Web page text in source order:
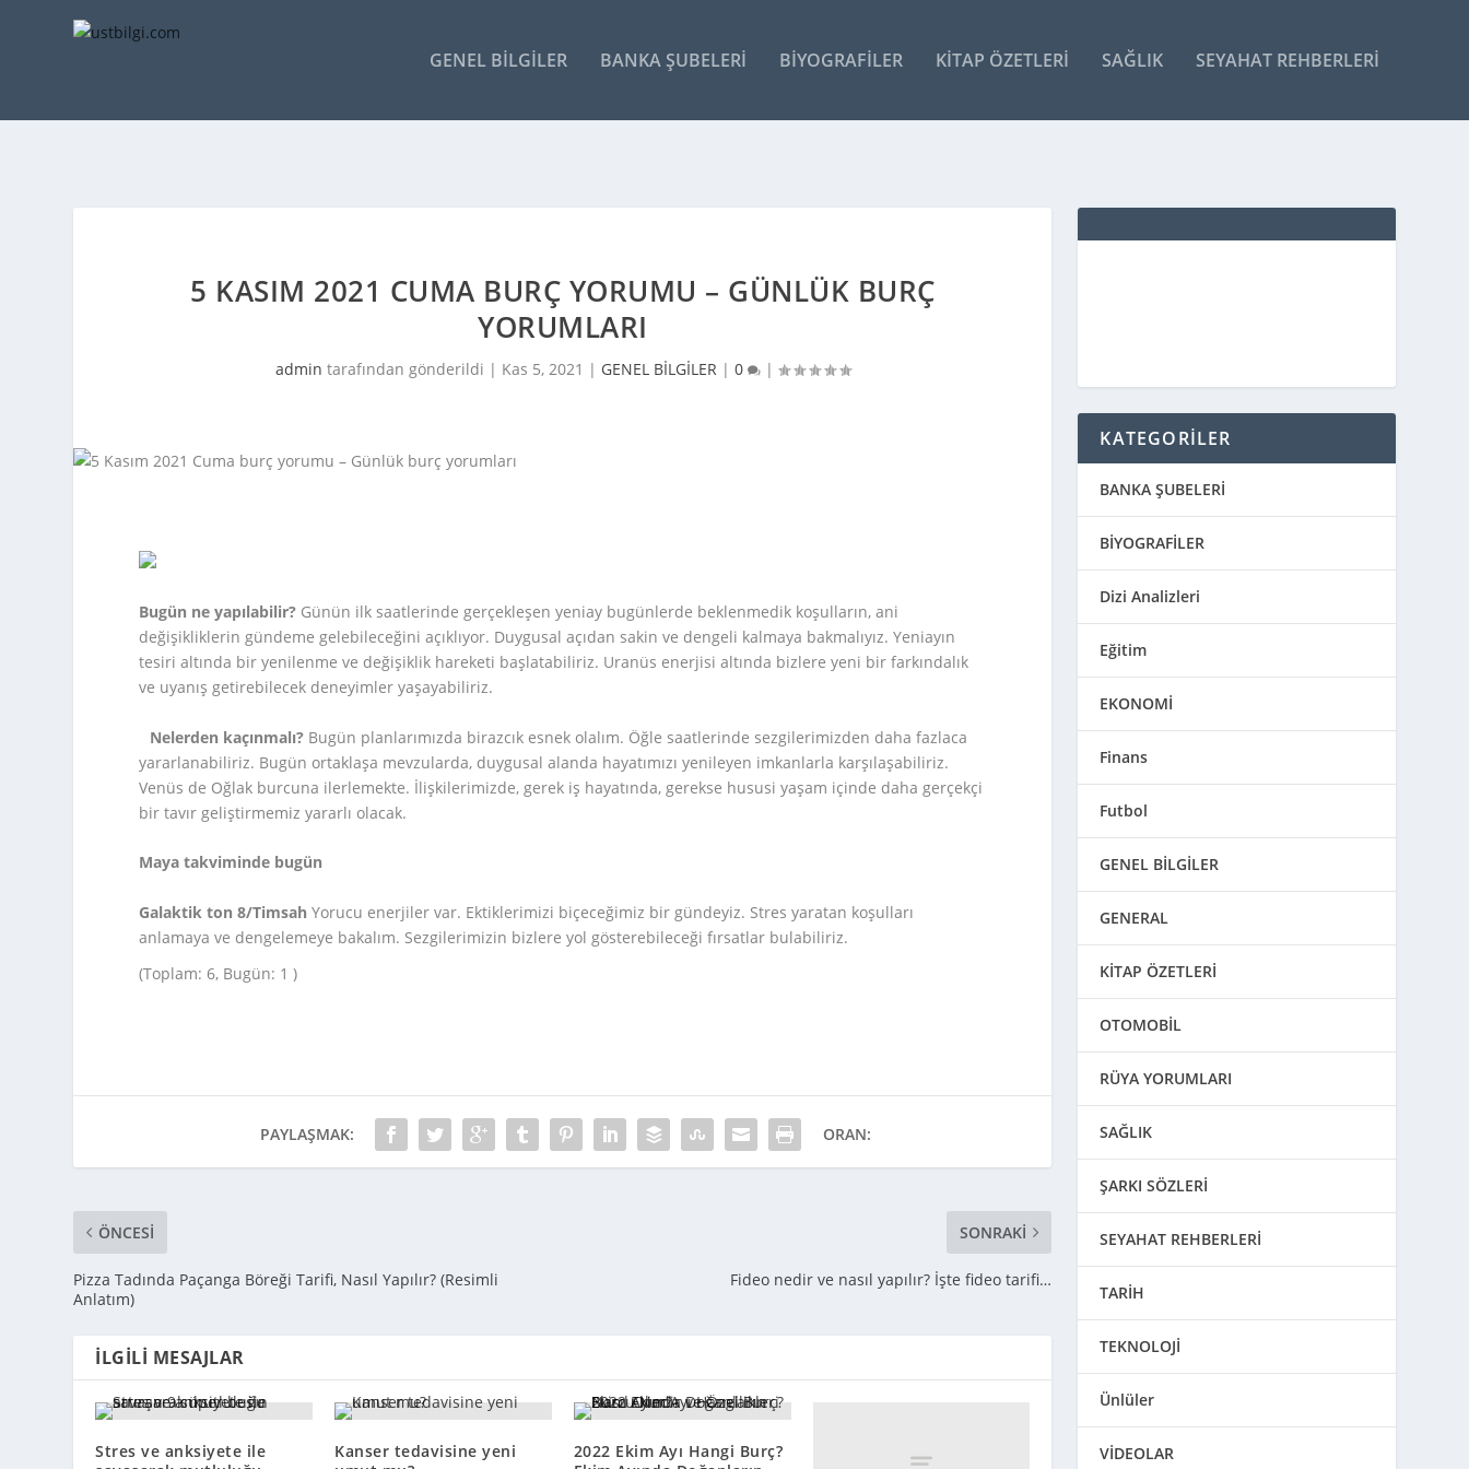
GENEL BILGILER BANKA ŞUBELERI BIYOGRAFILER KITAP ÖZETLERI SAĞLIK SEYAHAT REHBERLERI
5 KASIM 2021 CUMA BURÇ YORUMU – GÜNLÜK BURÇ
YORUMLARI
admin tarafından gönderildi | Kas 5, 2021 | GENEL BİLGİLER| 0 |
Bugün ne yapılabilir? Günün ilk saatlerinde gerçekleşen yeniay bugünlerde beklenmedik koşulların, ani
değişikliklerin gündeme gelebileceğini açıklıyor. Duygusal açıdan sakin ve dengeli kalmaya bakmalıyız. Yeniayın
tesiri altında bir yenilenme ve değişiklik hareketi başlatabiliriz. Uranüs enerjisi altında bizlere yeni bir farkındalık
ve uyanış getirebilecek deneyimler yaşayabiliriz.
Nelerden kaçınmalı? Bugün planlarımızda birazcık esnek olalım. Öğle saatlerinde sezgilerimizden daha fazlaca
yararlanabiliriz. Bugün ortaklaşa mevzularda, duygusal alanda hayatımızı yenileyen imkanlarla karşılaşabiliriz.
Venüs de Oğlak burcuna ilerlemekte. İlişkilerimizde, gerek iş hayatında, gerekse hususi yaşam içinde daha gerçekçi
bir tavır geliştirmemiz yararlı olacak.
Maya takviminde bugün
Galaktik ton 8/TimsahYorucu enerjiler var. Ektiklerimizi biçeceğimiz bir gündeyiz. Stres yaratan koşulları
anlamaya ve dengelemeye bakalım. Sezgilerimizin bizlere yol gösterebileceği fırsatlar bulabiliriz.
(Toplam: 6, Bugün: 1 )
PAYLAŞMAK: ORAN:
ÖNCESI
Pizza Tadında Paçanga Böreği Tarifi, Nasıl Yapılır? (Resimli
Anlatım)
SONRAKI
Fideo nedir ve nasıl yapılır? İşte fideo tarifi…
İLGILI MESAJLAR
Stres ve anksiyete ile
Kanser tedavisine yeni
2022 Ekim Ayı Hangi Burç?
KATEGORİLER
BANKA ŞUBELERİ
BİYOGRAFİLER
Dizi Analizleri
Eğitim
EKONOMİ
Finans
Futbol
GENEL BİLGİLER
GENERAL
KİTAP ÖZETLERİ
OTOMOBİL
RÜYA YORUMLARI
SAĞLIK
ŞARKI SÖZLERİ
SEYAHAT REHBERLERİ
TARİH
TEKNOLOJİ
Ünlüler
VİDEOLAR